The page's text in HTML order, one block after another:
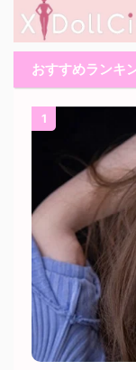
おすすめランキ
1